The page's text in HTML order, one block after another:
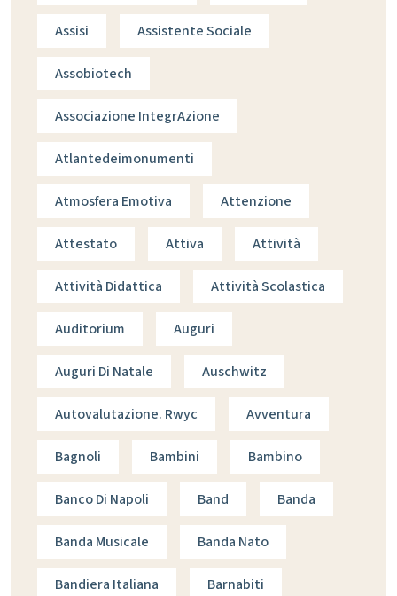
Assisi Assistente Sociale
Assobiotech
Associazione IntegrAzione
Atlantedeimonumenti
Atmosfera Emotiva Attenzione
Attestato Attiva Attività
Attività Didattica Attività Scolastica
Auditorium Auguri
Auguri Di Natale Auschwitz
Autovalutazione. Rwyc Avventura
Bagnoli Bambini Bambino
Banco Di Napoli Band Banda
Banda Musicale Banda Nato
Bandiera Italiana Barnabiti